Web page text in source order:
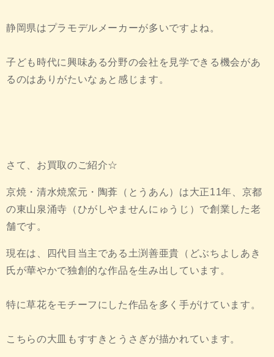
静岡県はプラモデルメーカーが多いですよね。
子ども時代に興味ある分野の会社を見学できる機会があ
るのはありがたいなぁと感じます。
さて、お買取のご紹介☆
京焼・清水焼窯元・陶葊（とうあん）は大正11年、京都
の東山泉涌寺（ひがしやませんにゅうじ）で創業した老
舗です。
現在は、四代目当主である土渕善亜貴（どぶちよしあき
氏が華やかで独創的な作品を生み出しています。
特に草花をモチーフにした作品を多く手がけています。
こちらの大皿もすすきとうさぎが描かれています。